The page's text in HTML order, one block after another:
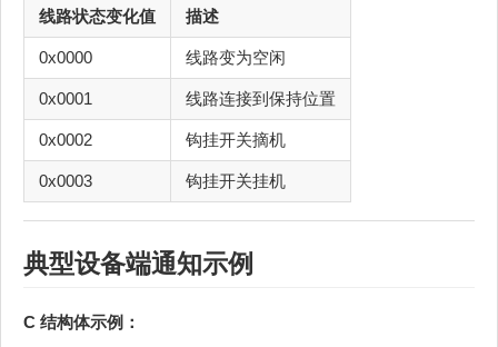
线路状态变化值 描述
0x0000 线路变为空闲
0x0001 线路连接到保持位置
0x0002 钩挂开关摘机
0x0003 钩挂开关挂机
典型设备端通知示例
C 结构体示例：